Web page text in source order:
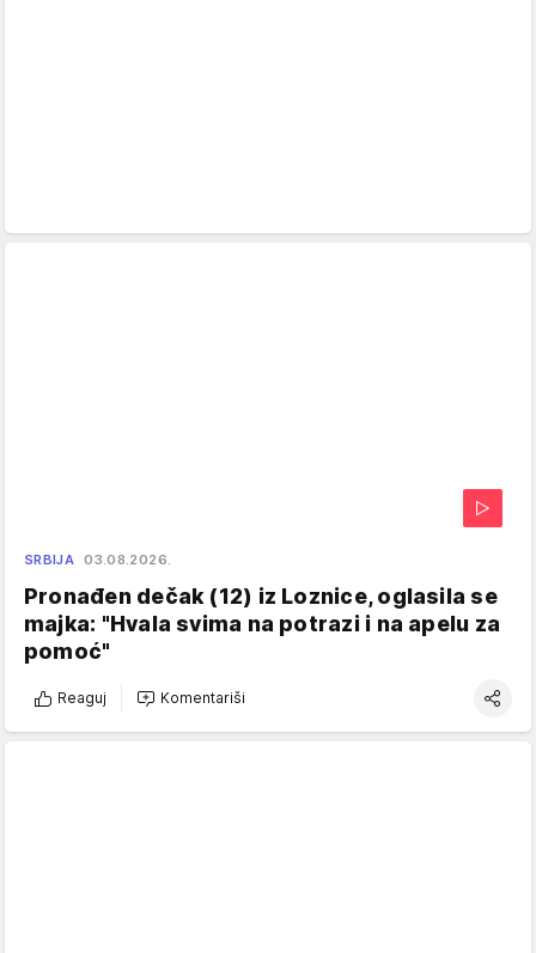
SRBIJA 03.08.2026.
Pronađen dečak (12) iz Loznice, oglasila se
majka: "Hvala svima na potrazi i na apelu za
pomoć"
Reaguj Komentariši